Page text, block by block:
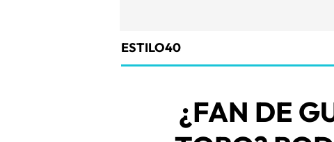
ESTILO40
¿FAN DE